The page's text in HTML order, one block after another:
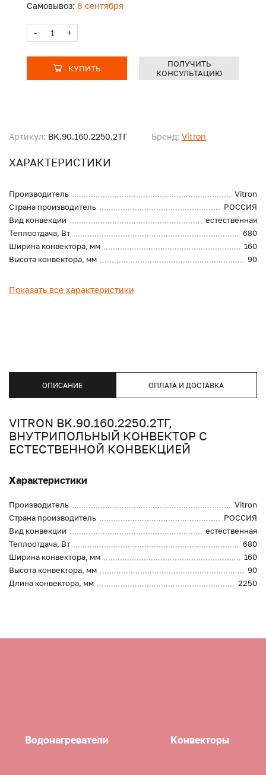
Артикул: BK.90.160.2250.2ТГ Бренд: Vitron
ХАРАКТЕРИСТИКИ
Производитель
Vitron
Страна производитель
РОССИЯ
Вид конвекции
естественная
Теплоотдача, Вт
680
Ширина конвектора, мм
160
Высота конвектора, мм
90
Показать все характеристики
Самовывоз: 8 сентября
- +
КУПИТЬ
ПОЛУЧИТЬ
КОНСУЛЬТАЦИЮ
ОПИСАНИЕ ОПЛАТА И ДОСТАВКА
VITRON BK.90.160.2250.2ТГ,
ВНУТРИПОЛЬНЫЙ КОНВЕКТОР С
ЕСТЕСТВЕННОЙ КОНВЕКЦИЕЙ
Характеристики
Производитель
Vitron
Страна производитель
РОССИЯ
Вид конвекции
естественная
Теплоотдача, Вт
680
Ширина конвектора, мм
160
Высота конвектора, мм
90
Длина конвектора, мм
2250
Водонагреватели Конвекторы